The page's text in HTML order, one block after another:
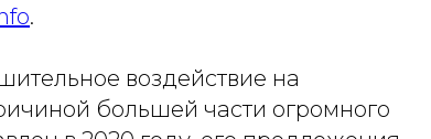
.
воздействие на
большей части огромного